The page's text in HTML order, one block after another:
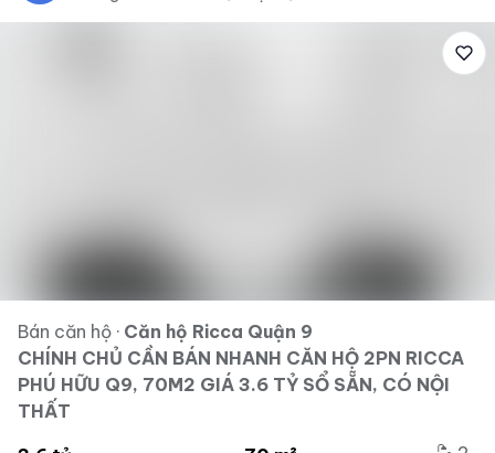
Bán căn hộ · Căn hộ Ricca Quận 9
CHÍNH CHỦ CẦN BÁN NHANH CĂN HỘ 2PN RICCA
PHÚ HỮU Q9, 70M2 GIÁ 3.6 TỶ SỔ SẴN, CÓ NỘI
THẤT